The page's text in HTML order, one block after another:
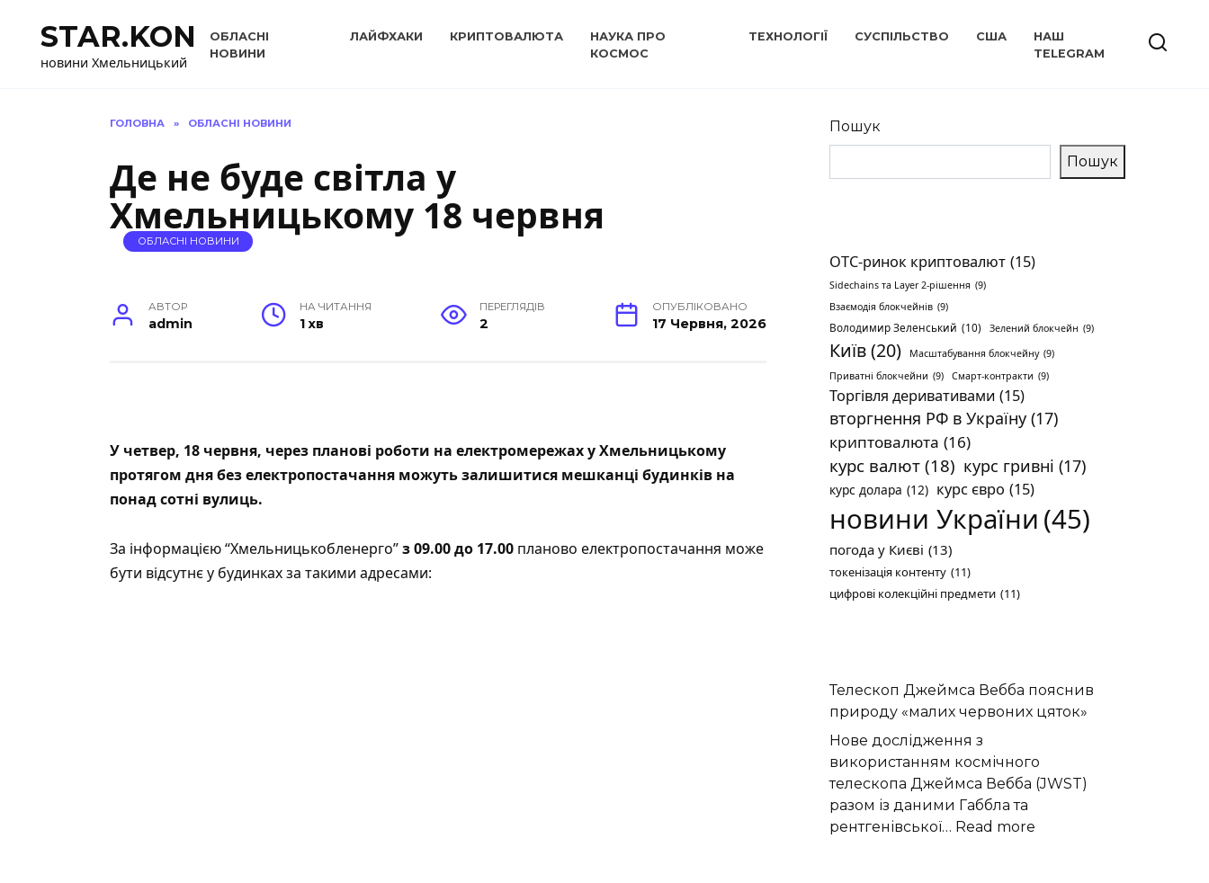
вмістуSTAR.KON
новини Хмельницький
ОБЛАСНІ
НОВИНИ
ЛАЙФХАКИ КРИПТОВАЛЮТА
НАУКА ПРО
КОСМОС
ТЕХНОЛОГІЇ СУСПІЛЬСТВО США
НАШ
TELEGRAM
ГОЛОВНА » ОБЛАСНІ НОВИНИ
Де не буде світла у
Хмельницькому 18 червня
ОБЛАСНІ НОВИНИ
АВТОР
admin
НА ЧИТАННЯ
1 хв
ПЕРЕГЛЯДІВ
2
ОПУБЛІКОВАНО
17 Червня, 2026
У четвер, 18 червня, через планові роботи на електромережах у Хмельницькому
протягом дня без електропостачання можуть залишитися мешканці будинків на
понад сотні вулиць.
За інформацією “Хмельницькобленерго”з 09.00 до 17.00 планово електропостачання може
бути відсутнє у будинках за такими адресами:
Пошук
Пошук
OTC-ринок криптовалют (15)
Sidechains та Layer 2-рішення (9)
Взаємодія блокчейнів (9)
Володимир Зеленський (10) Зелений блокчейн (9)
Київ(20) Масштабування блокчейну (9)
Приватні блокчейни (9) Смарт-контракти (9)
Торгівля деривативами (15)
вторгнення РФ в Україну (17)
криптовалюта (16)
курс валют (18) курс гривні (17)
курс долара (12) курс євро (15)
новини України (45)
погода у Києві (13)
токенізація контенту (11)
цифрові колекційні предмети (11)
Телескоп Джеймса Вебба пояснив
природу «малих червоних цяток»
Нове дослідження з
використанням космічного
телескопа Джеймса Вебба (JWST)
разом із даними Габбла та
рентгенівської… Read more